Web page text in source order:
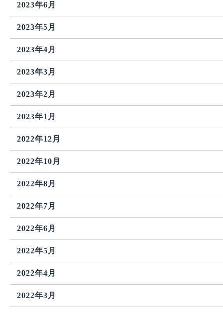
2023年6月
2023年5月
2023年4月
2023年3月
2023年2月
2023年1月
2022年12月
2022年10月
2022年8月
2022年7月
2022年6月
2022年5月
2022年4月
2022年3月